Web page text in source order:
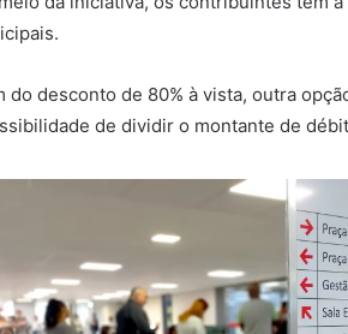
do desconto de 80% à vista, outra
de dividir o montante de